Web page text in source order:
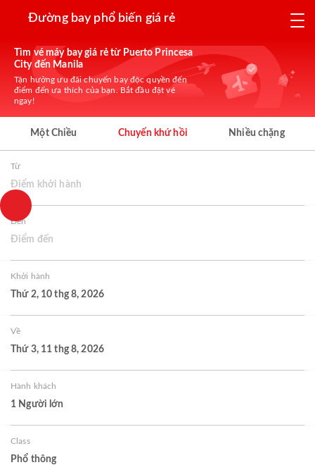
Đường bay phổ biến giá rẻ
Tìm vé máy bay giá rẻ từ Puerto Princesa
City đến Manila
Tận hưởng ưu đãi chuyến bay độc quyền đến
điểm đến ưa thích của bạn. Bắt đầu đặt vé
ngay!
Một Chiều Chuyến khứ hồi Nhiều chặng
Từ
Điểm khởi hành
Đến
Điểm đến
Khởi hành
Thứ 2, 10 thg 8, 2026
Về
Thứ 3, 11 thg 8, 2026
Hành khách
1 Người lớn
Class
Phổ thông